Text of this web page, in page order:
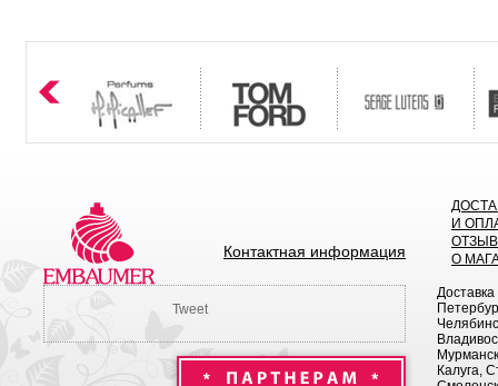
Контактная информация
И
О
Tweet
Калуга,